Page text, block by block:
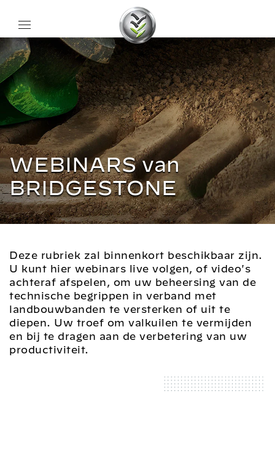
WEBINARS van
BRIDGESTONE
Deze rubriek zal binnenkort beschikbaar zijn.
U kunt hier webinars live volgen, of video's
achteraf afspelen, om uw beheersing van de
technische begrippen in verband met
landbouwbanden te versterken of uit te
diepen. Uw troef om valkuilen te vermijden
en bij te dragen aan de verbetering van uw
productiviteit.